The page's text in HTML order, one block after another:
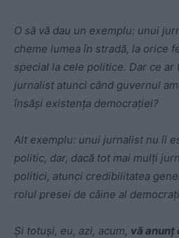
O să vă dau un exemplu: unui
cheme lumea în stradă, la orice
special la cele politice. Dar ce ar
jurnalist atunci când guvernul
însăși existența democrației?
Alt exemplu: unui jurnalist nu îi
politic, dar, dacă tot mai mulți
politici, atunci credibilitatea
rolul presei de câine al
Și totuși, eu, azi, acum, vă anunț